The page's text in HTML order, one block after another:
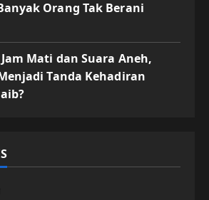
Orang Tak Berani
Mati dan Suara Aneh,
Tanda Kehadiran